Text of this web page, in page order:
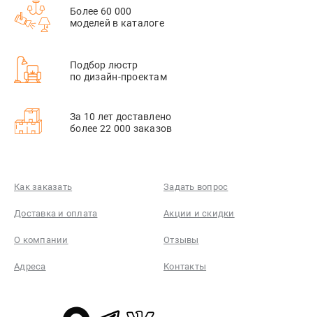
Более 60 000
моделей в каталоге
Подбор люстр
по дизайн-проектам
За 10 лет доставлено
более 22 000 заказов
Как заказать Задать вопрос
Доставка и оплата Акции и скидки
О компании Отзывы
Адреса Контакты